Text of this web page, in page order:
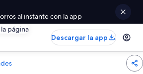
al instante con la app
página
Descargar la app